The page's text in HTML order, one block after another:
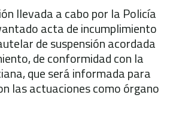
llevada a cabo por la Policía
acta de incumplimiento
de suspensión acordada
de conformidad con la
que será informada para
las actuaciones como órgano